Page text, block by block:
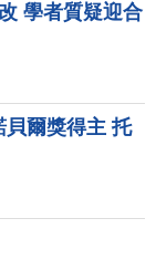
學者質疑迎合
貝爾獎得主 托